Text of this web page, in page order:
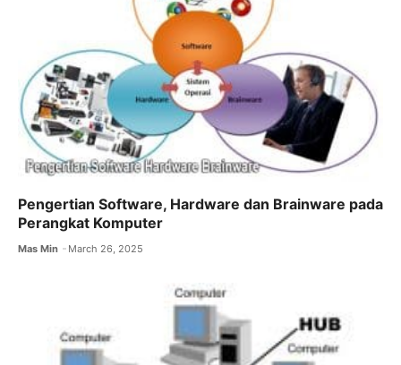
Pengertian Software, Hardware dan Brainware pada
Perangkat Komputer
Mas Min March 26, 2025